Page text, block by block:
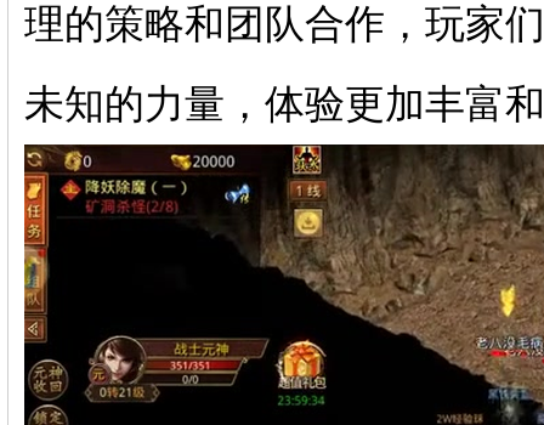
理的策略和团队合作，玩家
未知的力量，体验更加丰富